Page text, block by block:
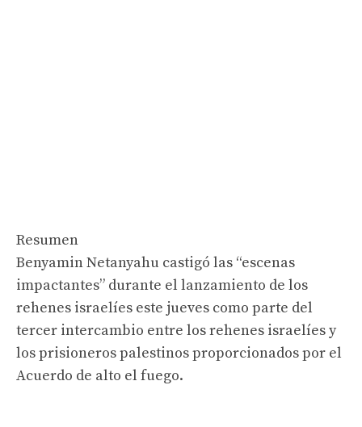
Resumen
Benyamin Netanyahu castigó las “escenas
impactantes” durante el lanzamiento de los
rehenes israelíes este jueves como parte del
tercer intercambio entre los rehenes israelíes y
los prisioneros palestinos proporcionados por el
Acuerdo de alto el fuego.